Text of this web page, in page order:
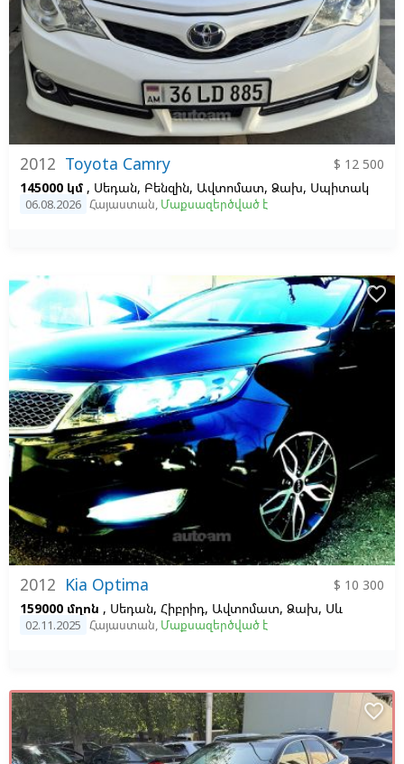
2012 Toyota Camry
$ 12 500
145000 կմ , Սեդան, Բենզին, Ավտոմատ, Ձախ, Սպիտակ
06.08.2026 Հայաստան, Մաքսազերծված է
2012 Kia Optima
$ 10 300
159000 մղոն , Սեդան, Հիբրիդ, Ավտոմատ, Ձախ, Սև
02.11.2025 Հայաստան, Մաքսազերծված է
favorite_border
favorite_border